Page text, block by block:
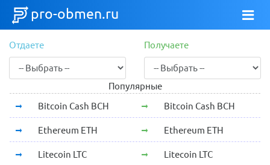
pro-obmen.ru
Отдаете Получаете
Популярные
Bitcoin Cash BCH
Bitcoin Cash BCH
Ethereum ETH Ethereum ETH
Litecoin LTC Litecoin LTC